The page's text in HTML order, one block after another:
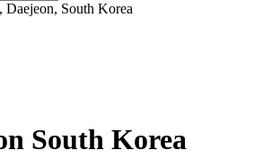
Daejeon, South Korea
South Korea